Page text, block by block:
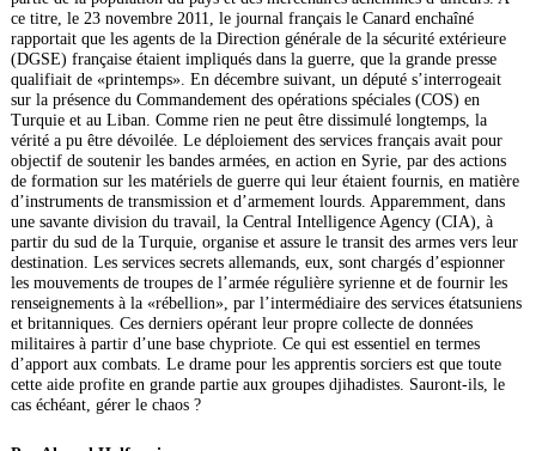
ce titre, le 23 novembre 2011, le journal français le Canard enchaîné
rapportait que les agents de la Direction générale de la sécurité extérieure
(DGSE) française étaient impliqués dans la guerre, que la grande presse
qualifiait de «printemps». En décembre suivant, un député s’interrogeait
sur la présence du Commandement des opérations spéciales (COS) en
Turquie et au Liban. Comme rien ne peut être dissimulé longtemps, la
vérité a pu être dévoilée. Le déploiement des services français avait pour
objectif de soutenir les bandes armées, en action en Syrie, par des actions
de formation sur les matériels de guerre qui leur étaient fournis, en matière
d’instruments de transmission et d’armement lourds. Apparemment, dans
une savante division du travail, la Central Intelligence Agency (CIA), à
partir du sud de la Turquie, organise et assure le transit des armes vers leur
destination. Les services secrets allemands, eux, sont chargés d’espionner
les mouvements de troupes de l’armée régulière syrienne et de fournir les
renseignements à la «rébellion», par l’intermédiaire des services étatsuniens
et britanniques. Ces derniers opérant leur propre collecte de données
militaires à partir d’une base chypriote. Ce qui est essentiel en termes
d’apport aux combats. Le drame pour les apprentis sorciers est que toute
cette aide profite en grande partie aux groupes djihadistes. Sauront-ils, le
cas échéant, gérer le chaos ?